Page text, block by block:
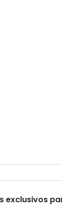
exclusivos